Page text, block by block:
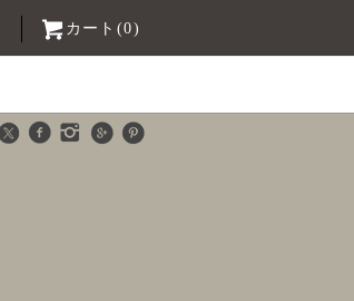
カート(0)